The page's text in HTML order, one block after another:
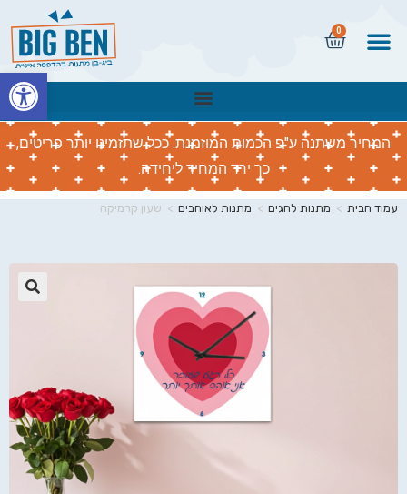
0
המחיר משתנה ע"פ הכמות המוזמנת. ככל שתזמינו יותר פריטים,
כך ירד המחיר ליחידה.
עמוד הבית > מתנות לחגים > מתנות לאוהבים > שעון קרמיקה